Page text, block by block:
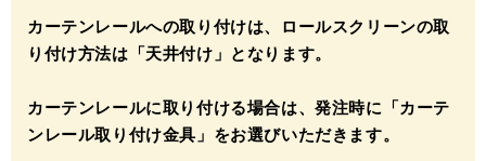
カーテンレールへの取り付けは、ロールスクリーンの取
り付け方法は「天井付け」となります。
カーテンレールに取り付ける場合は、発注時に「カーテ
ンレール取り付け金具」をお選びいただきます。